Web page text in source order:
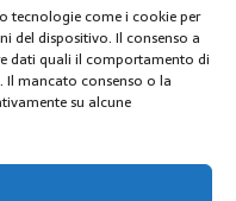
tecnologie come i cookie per
del dispositivo. Il consenso a
dati quali il comportamento di
mancato consenso o la
su alcune
INTERNAZIONALE DEL